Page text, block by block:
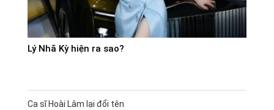
Lý Nhã Kỳ hiện ra sao?
Ca sĩ Hoài Lâm lại đổi tên